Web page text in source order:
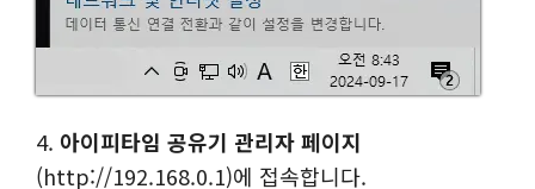
4. 아이피타임 공유기 관리자 페이지
(http://192.168.0.1)에 접속합니다.